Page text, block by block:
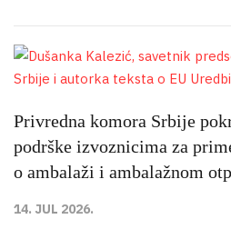
Privredna komora Srbije
podrške izvoznicima za
o ambalaži i ambalažnom
14. JUL 2026.